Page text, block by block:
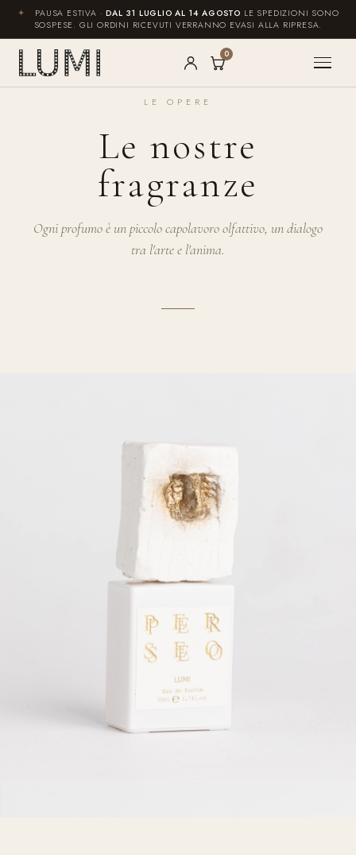
✦ PAUSA ESTIVA ·DAL 31 LUGLIO AL 14 AGOSTO LE SPEDIZIONI SONO
SOSPESE. GLI ORDINI RICEVUTI VERRANNO EVASI ALLA RIPRESA.
0
LE OPERE
Le nostre
fragranze
Ogni profumo è un piccolo capolavoro olfattivo, un dialogo
tra l'arte e l'anima.